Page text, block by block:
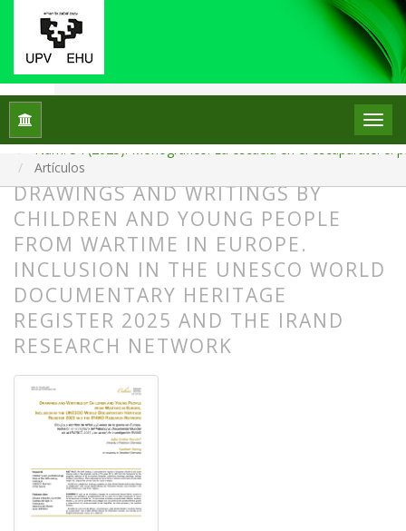
Inicio
Núm. 34 (2025): Monográfico: La escuela en el escaparate: el
Artículos
DRAWINGS AND WRITINGS BY
CHILDREN AND YOUNG PEOPLE
FROM WARTIME IN EUROPE.
INCLUSION IN THE UNESCO WORLD
DOCUMENTARY HERITAGE
REGISTER 2025 AND THE IRAND
RESEARCH NETWORK